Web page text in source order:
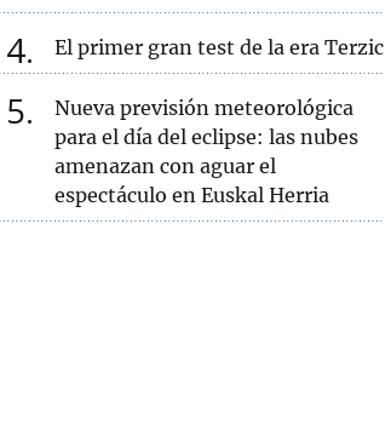
4 El primer gran test de la era Terzic
5
Nueva previsión meteorológica
para el día del eclipse: las nubes
amenazan con aguar el
espectáculo en Euskal Herria